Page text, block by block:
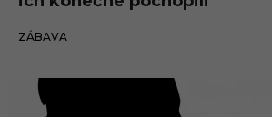
ZÁBAVA
Tipy a triky